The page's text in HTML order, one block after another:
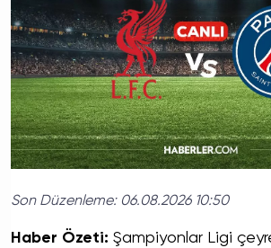
Son Düzenleme: 06.08.2026 10:50
Haber Özeti: Şampiyonlar Ligi